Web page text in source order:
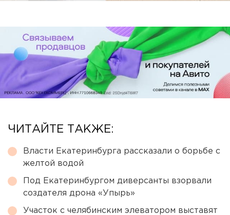
ЧИТАЙТЕ ТАКЖЕ:
Власти Екатеринбурга рассказали о борьбе с
желтой водой
Под Екатеринбургом диверсанты взорвали
создателя дрона «Упырь»
Участок с челябинским элеватором выставят